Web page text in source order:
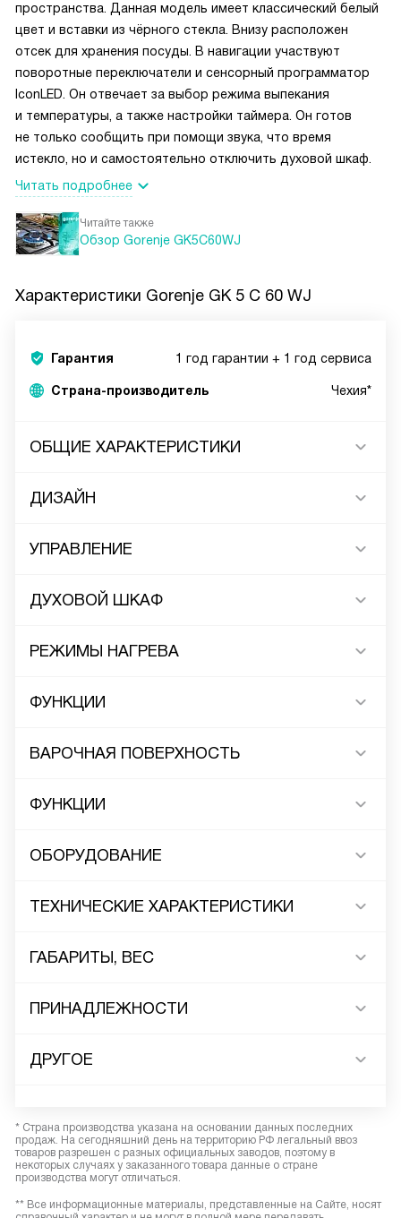
пространства. Данная модель имеет классический белый
цвет и вставки из чёрного стекла. Внизу расположен
отсек для хранения посуды. В навигации участвуют
поворотные переключатели и сенсорный программатор
IconLED. Он отвечает за выбор режима выпекания
и температуры, а также настройки таймера. Он готов
не только сообщить при помощи звука, что время
истекло, но и самостоятельно отключить духовой шкаф.
Читать подробнее
Читайте также
Обзор Gorenje GK5C60WJ
Характеристики Gorenje GK 5 C 60 WJ
Гарантия 1 год гарантии + 1 год сервиса
Страна-производитель Чехия*
ОБЩИЕ ХАРАКТЕРИСТИКИ
ДИЗАЙН
УПРАВЛЕНИЕ
ДУХОВОЙ ШКАФ
РЕЖИМЫ НАГРЕВА
ФУНКЦИИ
ВАРОЧНАЯ ПОВЕРХНОСТЬ
ФУНКЦИИ
ОБОРУДОВАНИЕ
ТЕХНИЧЕСКИЕ ХАРАКТЕРИСТИКИ
ГАБАРИТЫ, ВЕС
ПРИНАДЛЕЖНОСТИ
ДРУГОЕ
* Страна производства указана на основании данных последних
продаж. На сегодняшний день на территорию РФ легальный ввоз
товаров разрешен с разных официальных заводов, поэтому в
некоторых случаях у заказанного товара данные о стране
производства могут отличаться.
** Все информационные материалы, представленные на Сайте, носят